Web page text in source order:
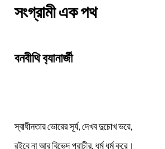
সংগ্রামী এক পথ
বনবীথি ব‍্যানার্জী
স্বাধীনতার ভোরের সূর্য, দেখব দুচোখ ভরে,
রইবে না আর বিভেদ প্রাচীর, ধর্ম ধর্ম করে।